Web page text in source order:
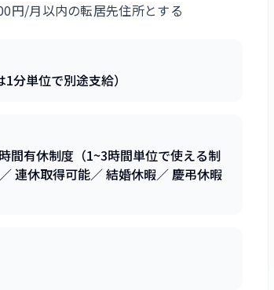
円/月以内の転居先住所とする
分単位で別途支給）
間有休制度（1~3時間単位で使える制
連休取得可能／ 結婚休暇／ 慶弔休暇